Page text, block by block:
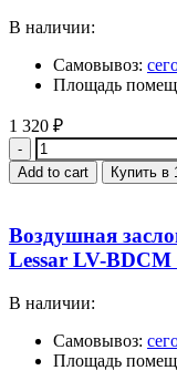
В наличии:
Самовывоз:
Площадь
1 320 ₽
Quantity
Add to cart Купить в
Воздушная
Lessar LV-BDCM
В наличии:
Самовывоз:
Площадь